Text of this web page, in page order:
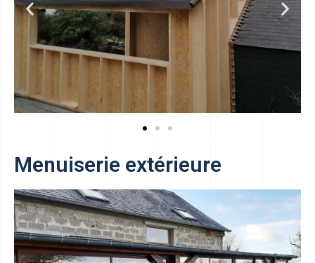
Menuiserie extérieure